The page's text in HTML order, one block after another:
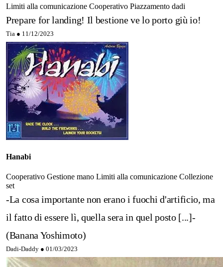
Limiti alla comunicazione Cooperativo Piazzamento dadi
Prepare for landing! Il bestione ve lo porto giù io!
Tia ● 11/12/2023
Hanabi
Cooperativo Gestione mano Limiti alla comunicazione Collezione
set
-La cosa importante non erano i fuochi d'artificio, ma
il fatto di essere lì, quella sera in quel posto [...]-
(Banana Yoshimoto)
Dadi-Daddy ● 01/03/2023